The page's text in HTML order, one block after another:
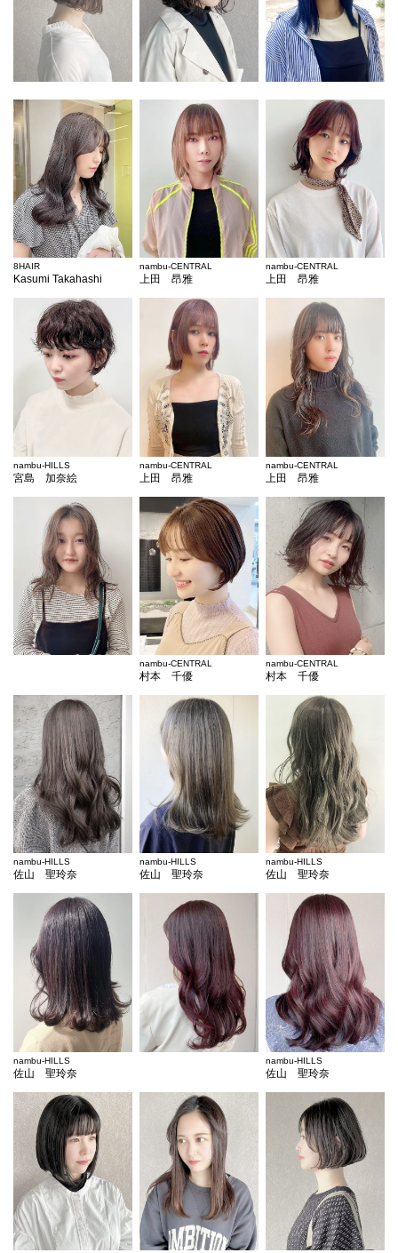
8HAIR
Kasumi Takahashi
nambu-CENTRAL
上田 昂雅
nambu-CENTRAL
上田 昂雅
nambu-HILLS
宮島 加奈絵
nambu-CENTRAL
上田 昂雅
nambu-CENTRAL
上田 昂雅
nambu-CENTRAL
村本 千優
nambu-CENTRAL
村本 千優
nambu-HILLS
佐山 聖玲奈
nambu-HILLS
佐山 聖玲奈
nambu-HILLS
佐山 聖玲奈
nambu-HILLS
佐山 聖玲奈
nambu-HILLS
佐山 聖玲奈